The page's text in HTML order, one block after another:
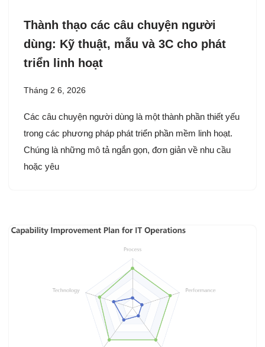
Thành thạo các câu chuyện người
dùng: Kỹ thuật, mẫu và 3C cho phát
triển linh hoạt
Tháng 2 6, 2026
Các câu chuyện người dùng là một thành phần thiết yếu
trong các phương pháp phát triển phần mềm linh hoạt.
Chúng là những mô tả ngắn gọn, đơn giản về nhu cầu
hoặc yêu